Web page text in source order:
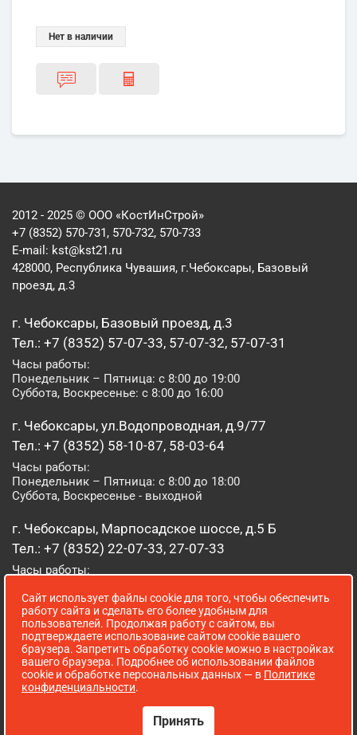
Нет в наличии
2012 - 2025 © ООО «КостИнСтрой»
+7 (8352) 570-731, 570-732, 570-733
E-mail: kst@kst21.ru
428000, Республика Чувашия, г.Чебоксары, Базовый
проезд, д.3
г. Чебоксары, Базовый проезд, д.3
Тел.: +7 (8352) 57-07-33, 57-07-32, 57-07-31
Часы работы:
Понедельник – Пятница: с 8:00 до 19:00
Суббота, Воскресенье: с 8:00 до 16:00
г. Чебоксары, ул.Водопроводная, д.9/77
Тел.: +7 (8352) 58-10-87, 58-03-64
Часы работы:
Понедельник – Пятница: с 8:00 до 18:00
Суббота, Воскресенье - выходной
г. Чебоксары, Марпосадское шоссе, д.5 Б
Тел.: +7 (8352) 22-07-33, 27-07-33
Часы работы:
Суббота, Воскресенье: с 8:00 до 16:00
г. Йошкар-Ола, ул. Луначарского, д. 52 А
Тел.: (8362) 41-07-31
Часы работы:
Понедельник – Пятница: с 8:00 до 18:00
Сайт использует файлы cookie для того, чтобы обеспечить
работу сайта и сделать его более удобным для
пользователей. Продолжая работу с сайтом, вы
подтверждаете использование сайтом cookie вашего
браузера. Запретить обработку cookie можно в настройках
вашего браузера. Подробнее об использовании файлов
cookie и обработке персональных данных — в Политике
конфиденциальности.
Принять